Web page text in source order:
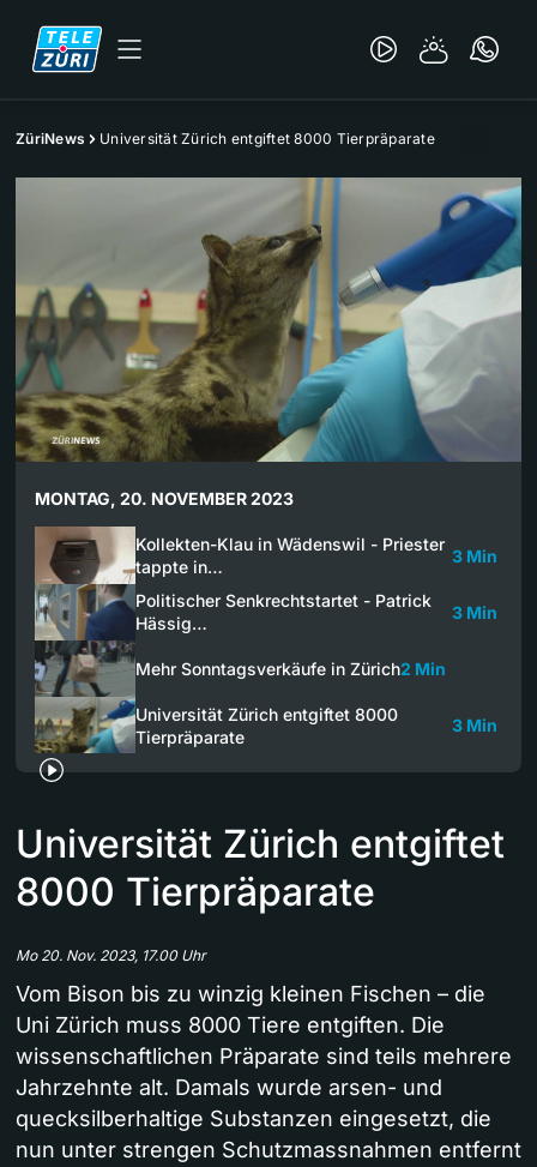
ZüriNews Universität Zürich entgiftet 8000 Tierpräparate
MONTAG, 20. NOVEMBER 2023
Kollekten-Klau in Wädenswil - Priester
tappte in…
3 Min
Politischer Senkrechtstartet - Patrick
Hässig…
3 Min
Mehr Sonntagsverkäufe in Zürich2 Min
Universität Zürich entgiftet 8000
Tierpräparate
3 Min
Universität Zürich entgiftet
8000 Tierpräparate
Mo 20. Nov. 2023, 17.00 Uhr
Vom Bison bis zu winzig kleinen Fischen – die
Uni Zürich muss 8000 Tiere entgiften. Die
wissenschaftlichen Präparate sind teils mehrere
Jahrzehnte alt. Damals wurde arsen- und
quecksilberhaltige Substanzen eingesetzt, die
nun unter strengen Schutzmassnahmen entfernt